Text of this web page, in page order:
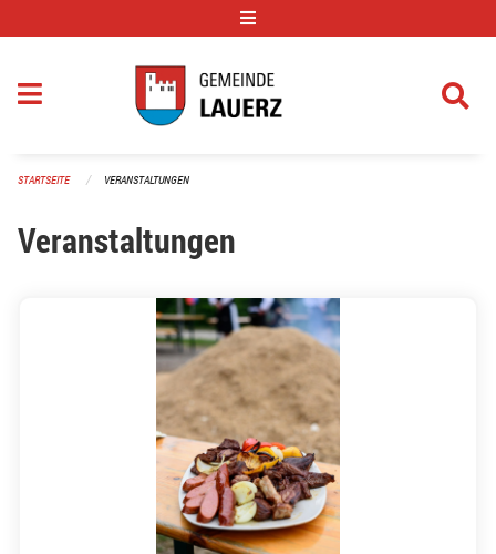
STARTSEITE VERANSTALTUNGEN
Veranstaltungen